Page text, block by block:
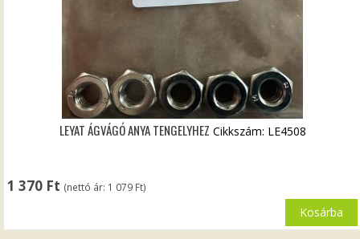
LEYAT ÁGVÁGÓ ANYA TENGELYHEZ
1 370 Ft (nettó ár: 1 079 Ft)
Cikkszám: LE4508
Kosárba